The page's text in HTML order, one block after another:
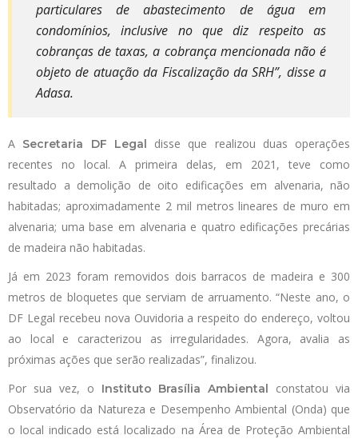
particulares de abastecimento de água em
condomínios, inclusive no que diz respeito as
cobranças de taxas, a cobrança mencionada não é
objeto de atuação da Fiscalização da SRH”, disse a
Adasa.
A Secretaria DF Legal disse que realizou duas operações
recentes no local. A primeira delas, em 2021, teve como
resultado a demolição de oito edificações em alvenaria, não
habitadas; aproximadamente 2 mil metros lineares de muro em
alvenaria; uma base em alvenaria e quatro edificações precárias
de madeira não habitadas.
Já em 2023 foram removidos dois barracos de madeira e 300
metros de bloquetes que serviam de arruamento. “Neste ano, o
DF Legal recebeu nova Ouvidoria a respeito do endereço, voltou
ao local e caracterizou as irregularidades. Agora, avalia as
próximas ações que serão realizadas”, finalizou.
Por sua vez, o
Instituto Brasília Ambiental constatou via
Observatório da Natureza e Desempenho Ambiental (Onda) que
o local indicado está localizado na Área de Proteção Ambiental